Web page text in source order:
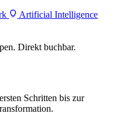
Artificial Intelligence
Direkt buchbar.
Schritten bis zur